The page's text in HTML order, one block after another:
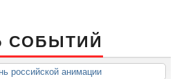
СОБЫТИЙ
российской анимации